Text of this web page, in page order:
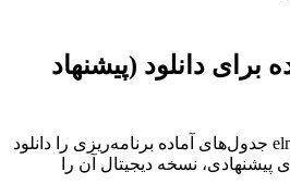
برای دانلود (پیشنهاد
می‌توانید از سایت elmtab.com جدول‌های آماده برنامه‌ریزی را دانلود
پیشنهادی، نسخه دیجیتال آن را